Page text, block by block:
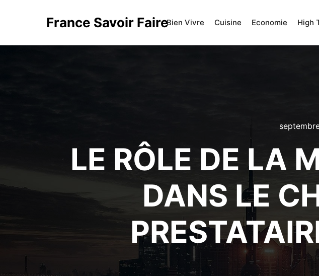
France Savoir FaireBien Vivre Cuisine Economie High
LE RÔLE DE LA
DANS LE